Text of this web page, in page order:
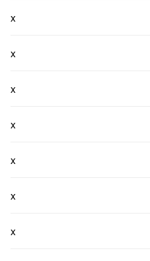
x
x
x
x
x
x
x